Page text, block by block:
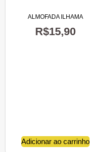
ALMOFADA ILHAMA
R$15,90
Adicionar ao carrinho